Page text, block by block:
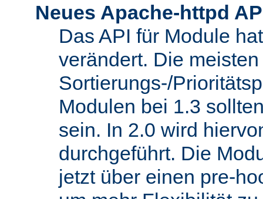
Neues Apache-httpd
Das API für Module
verändert. Die
Sortierungs-/
Modulen bei 1.3
sein. In 2.0 wird
durchgeführt. Die
jetzt über einen pre-